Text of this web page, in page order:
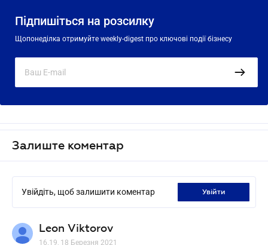
Підпишіться на розсилку
Щопонеділка отримуйте weekly-digest про ключові події бізнесу
Залиште коментар
Увійдіть, щоб залишити коментар увійти
Leon Viktorov
16.19, 18 Березня 2021